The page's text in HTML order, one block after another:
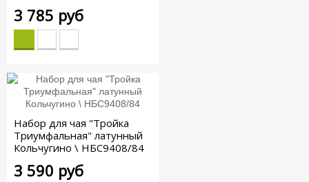
3 785 руб
Набор для чая "Тройка
Триумфальная" латунный
Кольчугино \ НБС9408/84
3 590 руб